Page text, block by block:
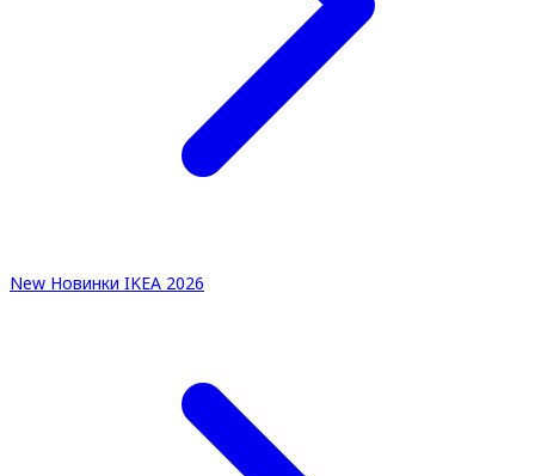
New Новинки IKEA 2026